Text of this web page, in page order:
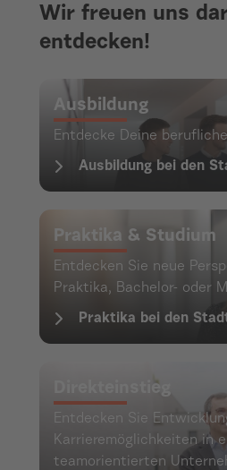
Wir freuen uns
entdecken!
Ausbildung
Entdecke Deine
Ausbildung bei den
Praktika & Studium
Entdecken Sie neue
Praktika, Bachelor- oder
Praktika bei den
Direkteinstieg
Entdecken Sie
Karrieremöglichkeiten in
teamorientierten